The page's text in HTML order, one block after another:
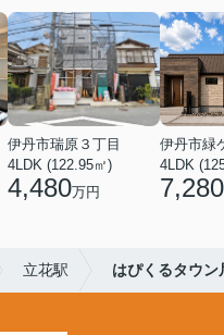
伊丹市瑞原３丁目
4LDK (122.95㎡)
4,480万円
伊丹市緑
4LDK
7,280
立花駅 はぴくるタウン